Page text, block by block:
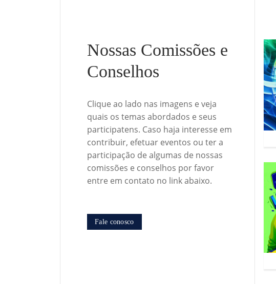
Nossas Comissões e
Conselhos
Clique ao lado nas imagens e veja
quais os temas abordados e seus
participatens. Caso haja interesse em
contribuir, efetuar eventos ou ter a
participação de algumas de nossas
comissões e conselhos por favor
entre em contato no link abaixo.
Fale conosco